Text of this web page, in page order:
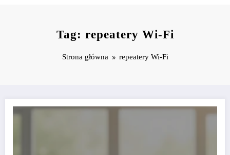
Tag: repeatery Wi-Fi
Strona główna repeatery Wi-Fi